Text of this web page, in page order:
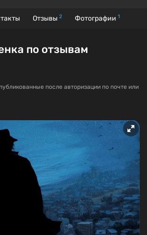
Отзывы 2 Фотографии 1
по отзывам
после авторизации по почте или